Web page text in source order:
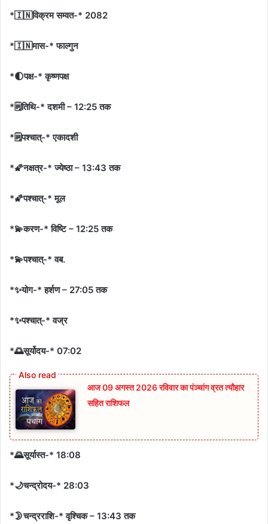
*🇮🇳विक्रम सम्वत-* 2082
*🇮🇳मास-* फाल्गुन
*🌓पक्ष-* कृष्णपक्ष
*🗒तिथि-* दशमी – 12:25 तक
*🗒पश्चात्-* एकादशी
*🌠नक्षत्र-* ज्येष्ठा – 13:43 तक
*🌠पश्चात्-* मूल
*💫करण-* विष्टि – 12:25 तक
*💫पश्चात्-* वब.
*✨योग-* हर्शण – 27:05 तक
*✨पश्चात्-* वज्र
*🌅सूर्योदय-* 07:02
आज 09 अगस्त 2026 रविवार का पंञ्चांग व्रत त्यौहार
सहित राशिफल
*🌄सूर्यास्त-* 18:08
*🌙चन्द्रोदय-* 28:03
*🌛चन्द्रराशि-* वृश्चिक – 13:43 तक